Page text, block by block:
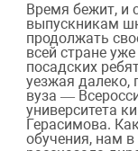
Время бежит, и
выпускникам
продолжать
всей стране
посадских
уезжая далеко,
вуза —
университета
Герасимова.
обучения, нам